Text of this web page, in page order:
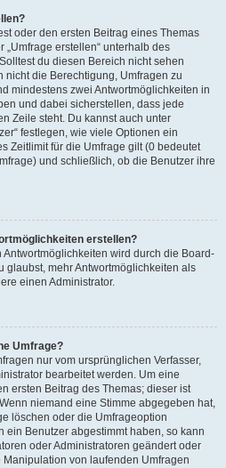
oder den ersten Beitrag eines Themas
erstellen“ unterhalb des
du diesen Bereich nicht sehen
nicht die Berechtigung, Umfragen zu
mindestens zwei Antwortmöglichkeiten in
und dabei sicherstellen, dass jede
Zeile steht. Du kannst auch unter
festlegen, wie viele Optionen ein
Zeitlimit für die Umfrage gilt (0 bedeutet
und schließlich, ob die Benutzer ihre
erstellen?
wird durch die Board-
glaubst, mehr Antwortmöglichkeiten als
einen Administrator.
Umfrage?
nur vom ursprünglichen Verfasser,
bearbeitet werden. Um eine
ersten Beitrag des Themas; dieser ist
niemand eine Stimme abgegeben hat,
löschen oder die Umfrageoption
ein Benutzer abgestimmt haben, so kann
oder Administratoren geändert oder
von laufenden Umfragen